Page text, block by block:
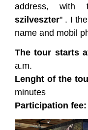
address,
szilveszter" . I
name and mobil
The tour starts
a.m.
Lenght of the
minutes
Participation fee: